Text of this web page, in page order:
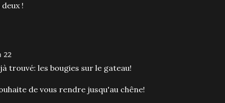
!
22
trouvé: les bougies sur le gateau!
de vous rendre jusqu'au chêne!